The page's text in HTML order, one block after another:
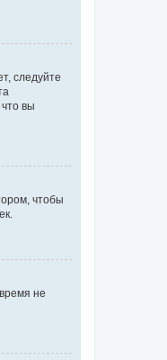
следуйте
вы
чтобы
не